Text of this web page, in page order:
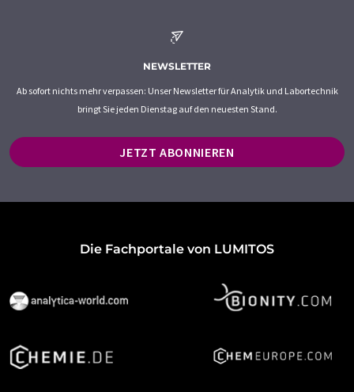
NEWSLETTER
Ab sofort nichts mehr verpassen: Unser Newsletter für Analytik und Labortechnik
bringt Sie jeden Dienstag auf den neuesten Stand.
JETZT ABONNIEREN
Die Fachportale von LUMITOS